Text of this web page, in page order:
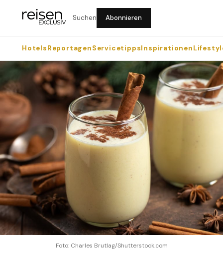
Suchen Abonnieren
HotelsReportagenServicetippsInspirationen
Foto: Charles Brutlag/Shutterstock.com